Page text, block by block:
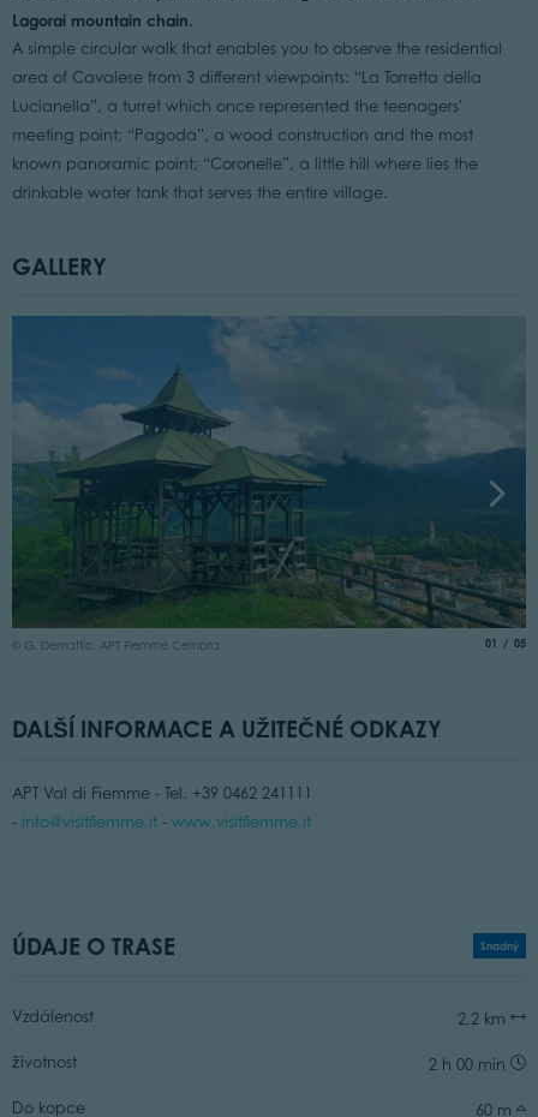
Lagorai mountain chain.
A simple circular walk that enables you to observe the residential
area of Cavalese from 3 different viewpoints: “La Torretta della
Lucianella”, a turret which once represented the teenagers'
meeting point; “Pagoda”, a wood construction and the most
known panoramic point; “Coronelle”, a little hill where lies the
drinkable water tank that serves the entire village.
GALLERY
© G. Demattio, APT Fiemme Cembra 01 of
05
DALŠÍ INFORMACE A UŽITEČNÉ ODKAZY
APT Val di Fiemme - Tel. +39 0462 241111
- info@visitfiemme.it- www.visitfiemme.it
ÚDAJE O TRASE Snadný
Vzdálenost 2,2 km
životnost 2 h 00 min
Do kopce 60 m